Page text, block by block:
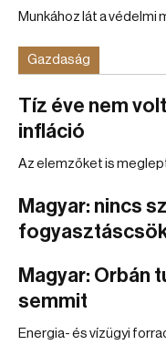
Munkához lát a védelmi
Gazdaság
Tíz éve nem
infláció
Az elemzőket is
Magyar: nincs
Magyar: Orbán
semmit
Energia- és vízügyi